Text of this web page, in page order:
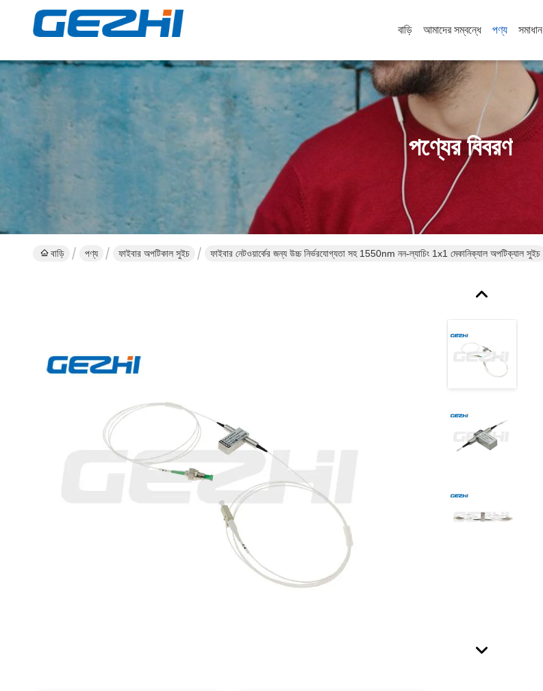
বাড়ি আমাদের সম্বন্ধে পণ্য সমাধান
পণ্যের বিবরণ
বাড়ি পণ্য ফাইবার অপটিকাল সুইচ ফাইবার নেটওয়ার্কের জন্য উচ্চ নির্ভরযোগ্যতা সহ 1550nm নন-ল্যাচিং 1x1 মেকানিক্যাল অপটিক্যাল সুইচ